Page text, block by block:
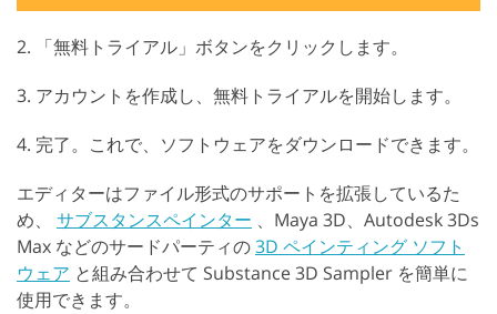
2. 「無料トライアル」ボタンをクリックします。
3. アカウントを作成し、無料トライアルを開始します。
4. 完了。これで、ソフトウェアをダウンロードできます。
エディターはファイル形式のサポートを拡張しているた
め、 サブスタンスペインター 、Maya 3D、Autodesk 3Ds
Max などのサードパーティの3D ペインティング ソフト
ウェア と組み合わせて Substance 3D Sampler を簡単に
使用できます。